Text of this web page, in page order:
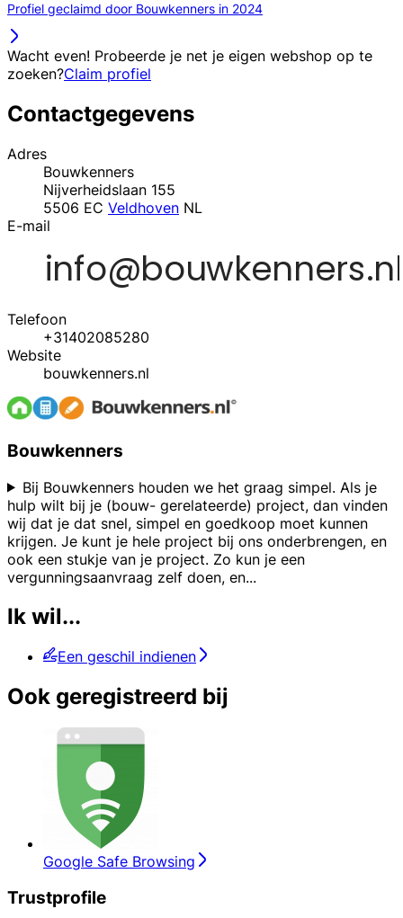
Profiel geclaimd door Bouwkenners in 2024
Wacht even! Probeerde je net je eigen webshop op te
zoeken?Claim profiel
Contactgegevens
Adres
Bouwkenners
Nijverheidslaan 155
5506 EC Veldhoven NL
E-mail
Telefoon
+31402085280
Website
bouwkenners.nl
Bouwkenners
Bij Bouwkenners houden we het graag simpel. Als je
hulp wilt bij je (bouw- gerelateerde) project, dan vinden
wij dat je dat snel, simpel en goedkoop moet kunnen
krijgen. Je kunt je hele project bij ons onderbrengen, en
ook een stukje van je project. Zo kun je een
vergunningsaanvraag zelf doen, en...
Ik wil...
Een geschil indienen
Ook geregistreerd bij
Google Safe Browsing
Trustprofile